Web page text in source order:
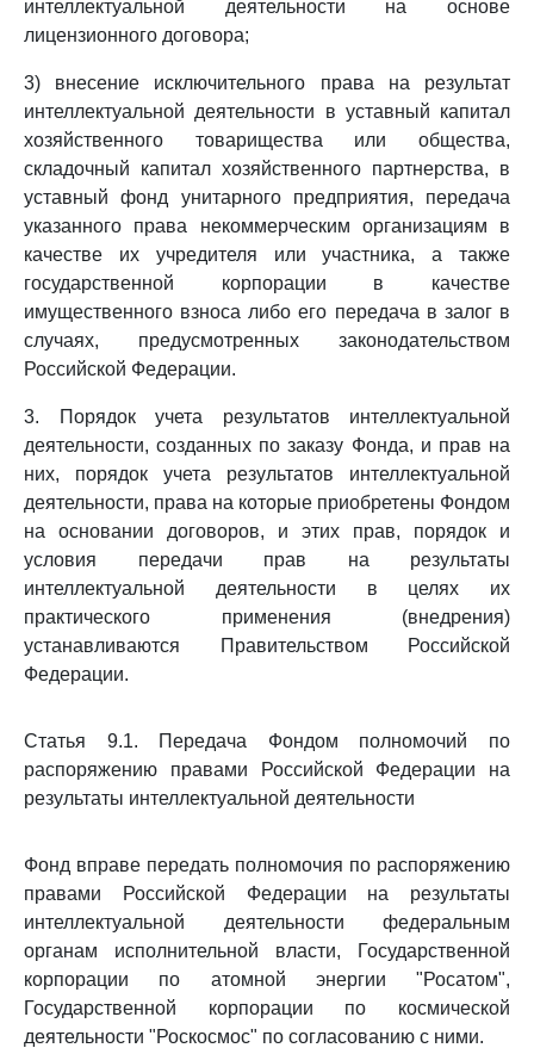
интеллектуальной деятельности на основе
лицензионного договора;
3) внесение исключительного права на результат
интеллектуальной деятельности в уставный капитал
хозяйственного товарищества или общества,
складочный капитал хозяйственного партнерства, в
уставный фонд унитарного предприятия, передача
указанного права некоммерческим организациям в
качестве их учредителя или участника, а также
государственной корпорации в качестве
имущественного взноса либо его передача в залог в
случаях, предусмотренных законодательством
Российской Федерации.
3. Порядок учета результатов интеллектуальной
деятельности, созданных по заказу Фонда, и прав на
них, порядок учета результатов интеллектуальной
деятельности, права на которые приобретены Фондом
на основании договоров, и этих прав, порядок и
условия передачи прав на результаты
интеллектуальной деятельности в целях их
практического применения (внедрения)
устанавливаются Правительством Российской
Федерации.
Статья 9.1. Передача Фондом полномочий по
распоряжению правами Российской Федерации на
результаты интеллектуальной деятельности
Фонд вправе передать полномочия по распоряжению
правами Российской Федерации на результаты
интеллектуальной деятельности федеральным
органам исполнительной власти, Государственной
корпорации по атомной энергии "Росатом",
Государственной корпорации по космической
деятельности "Роскосмос" по согласованию с ними.